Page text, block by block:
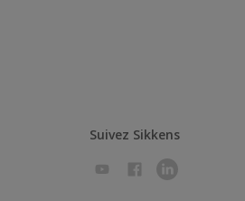
Suivez Sikkens